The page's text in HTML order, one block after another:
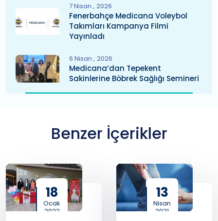
7 Nisan 2026
Fenerbahçe Medicana Voleybol
Takımları Kampanya Filmi
Yayınladı
6 Nisan 2026
Medicana’dan Tepekent
Sakinlerine Böbrek Sağlığı Semineri
Benzer İçerikler
18
Ocak
2022
13
Nisan
2021